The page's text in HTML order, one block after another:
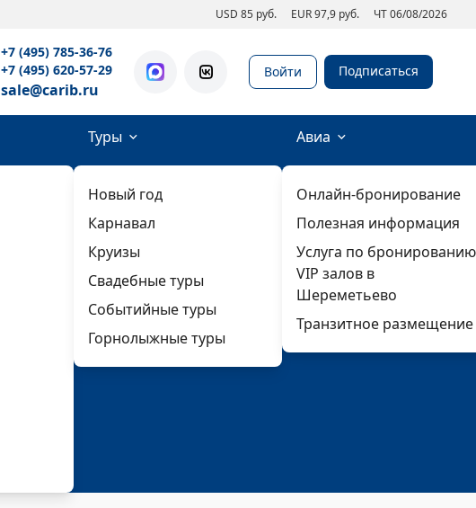
USD 85 руб. EUR 97,9 руб. ЧТ 06/08/2026
+7 (495) 785-36-76
+7 (495) 620-57-29
sale@carib.ru
Войти Подписаться
Туры
Новый год
Карнавал
Круизы
Свадебные туры
Событийные туры
Горнолыжные туры
Авиа
Онлайн-бронирование
Полезная информация
Услуга по бронированию
VIP залов в
Шереметьево
Транзитное размещение